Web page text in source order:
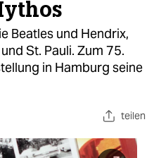
Beatles und Hendrix,
St. Pauli. Zum 75.
in Hamburg seine
teilen